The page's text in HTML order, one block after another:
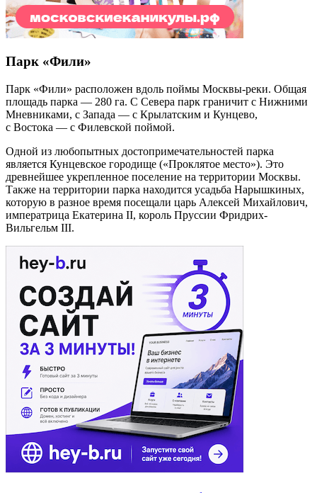
Парк «Фили»
Парк «Фили» расположен вдоль поймы Москвы-реки. Общая
площадь парка — 280 га. С Севера парк граничит с Нижними
Мневниками, с Запада — с Крылатским и Кунцево,
с Востока — с Филевской поймой.
Одной из любопытных достопримечательностей парка
является Кунцевское городище («Проклятое место»). Это
древнейшее укрепленное поселение на территории Москвы.
Также на территории парка находится усадьба Нарышкиных,
которую в разное время посещали царь Алексей Михайлович,
императрица Екатерина II, король Пруссии Фридрих-
Вильгельм III.